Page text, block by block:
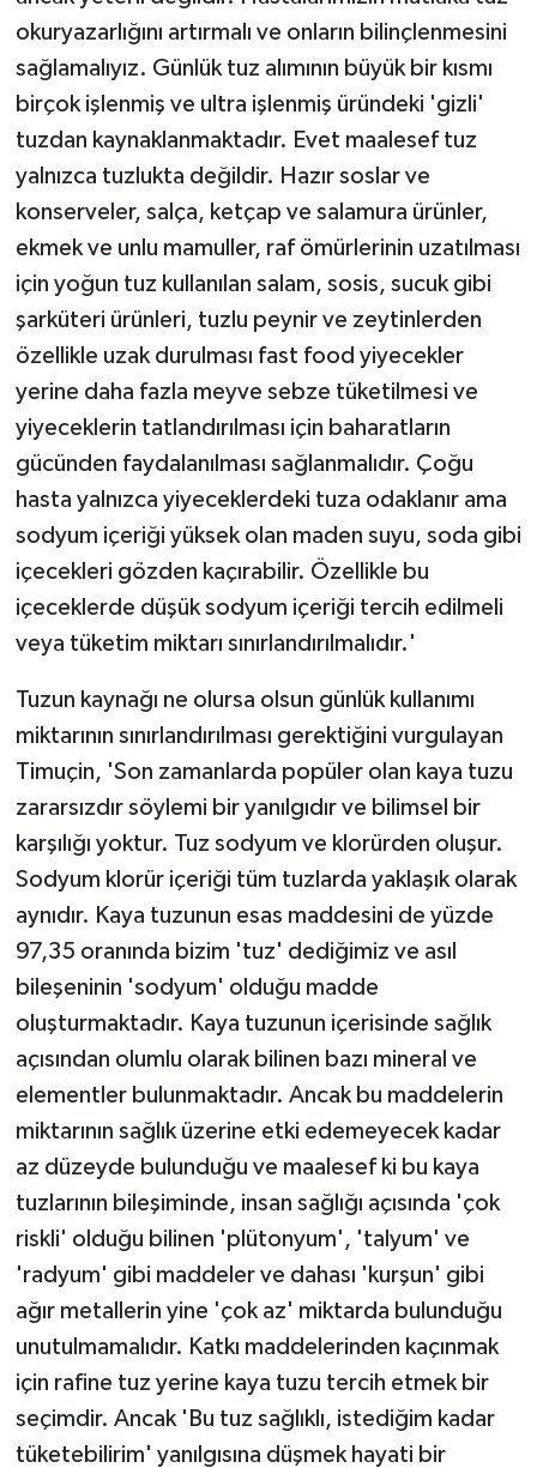
okuryazarlığını artırmalı ve onların bilinçlenmesini
sağlamalıyız. Günlük tuz alımının büyük bir kısmı
birçok işlenmiş ve ultra işlenmiş üründeki 'gizli'
tuzdan kaynaklanmaktadır. Evet maalesef tuz
yalnızca tuzlukta değildir. Hazır soslar ve
konserveler, salça, ketçap ve salamura ürünler,
ekmek ve unlu mamuller, raf ömürlerinin uzatılması
için yoğun tuz kullanılan salam, sosis, sucuk gibi
şarküteri ürünleri, tuzlu peynir ve zeytinlerden
özellikle uzak durulması fast food yiyecekler
yerine daha fazla meyve sebze tüketilmesi ve
yiyeceklerin tatlandırılması için baharatların
gücünden faydalanılması sağlanmalıdır. Çoğu
hasta yalnızca yiyeceklerdeki tuza odaklanır ama
sodyum içeriği yüksek olan maden suyu, soda gibi
içecekleri gözden kaçırabilir. Özellikle bu
içeceklerde düşük sodyum içeriği tercih edilmeli
veya tüketim miktarı sınırlandırılmalıdır.'
Tuzun kaynağı ne olursa olsun günlük kullanımı
miktarının sınırlandırılması gerektiğini vurgulayan
Timuçin, 'Son zamanlarda popüler olan kaya tuzu
zararsızdır söylemi bir yanılgıdır ve bilimsel bir
karşılığı yoktur. Tuz sodyum ve klorürden oluşur.
Sodyum klorür içeriği tüm tuzlarda yaklaşık olarak
aynıdır. Kaya tuzunun esas maddesini de yüzde
97,35 oranında bizim 'tuz' dediğimiz ve asıl
bileşeninin 'sodyum' olduğu madde
oluşturmaktadır. Kaya tuzunun içerisinde sağlık
açısından olumlu olarak bilinen bazı mineral ve
elementler bulunmaktadır. Ancak bu maddelerin
miktarının sağlık üzerine etki edemeyecek kadar
az düzeyde bulunduğu ve maalesef ki bu kaya
tuzlarının bileşiminde, insan sağlığı açısında 'çok
riskli' olduğu bilinen 'plütonyum', 'talyum' ve
'radyum' gibi maddeler ve dahası 'kurşun' gibi
ağır metallerin yine 'çok az' miktarda bulunduğu
unutulmamalıdır. Katkı maddelerinden kaçınmak
için rafine tuz yerine kaya tuzu tercih etmek bir
seçimdir. Ancak 'Bu tuz sağlıklı, istediğim kadar
tüketebilirim' yanılgısına düşmek hayati bir